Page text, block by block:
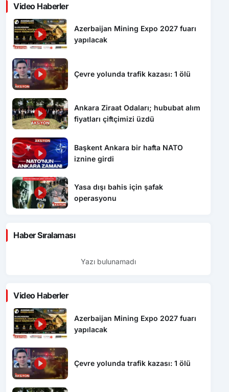
Video Haberler
Azerbaijan Mining Expo 2027 fuarı
yapılacak
Çevre yolunda trafik kazası: 1 ölü
Ankara Ziraat Odaları; hububat alım
fiyatları çiftçimizi üzdü
Başkent Ankara bir hafta NATO
iznine girdi
Yasa dışı bahis için şafak
operasyonu
Haber Sıralaması
Yazı bulunamadı
Video Haberler
Azerbaijan Mining Expo 2027 fuarı
yapılacak
Çevre yolunda trafik kazası: 1 ölü